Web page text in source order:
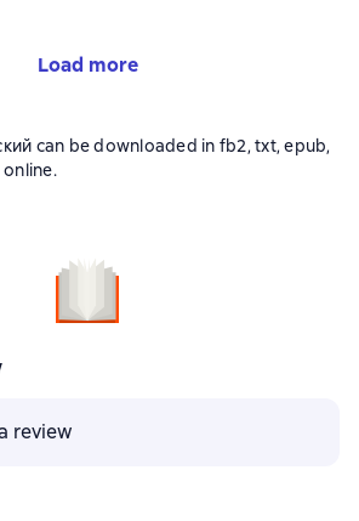
Load more
can be downloaded in fb2, txt, epub,
review